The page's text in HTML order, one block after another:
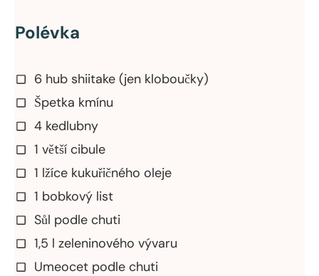
Polévka
6 hub shiitake (jen kloboučky)
Špetka kmínu
4 kedlubny
1 větší cibule
1 lžíce kukuřičného oleje
1 bobkový list
Sůl podle chuti
1,5 l zeleninového vývaru
Umeocet podle chuti